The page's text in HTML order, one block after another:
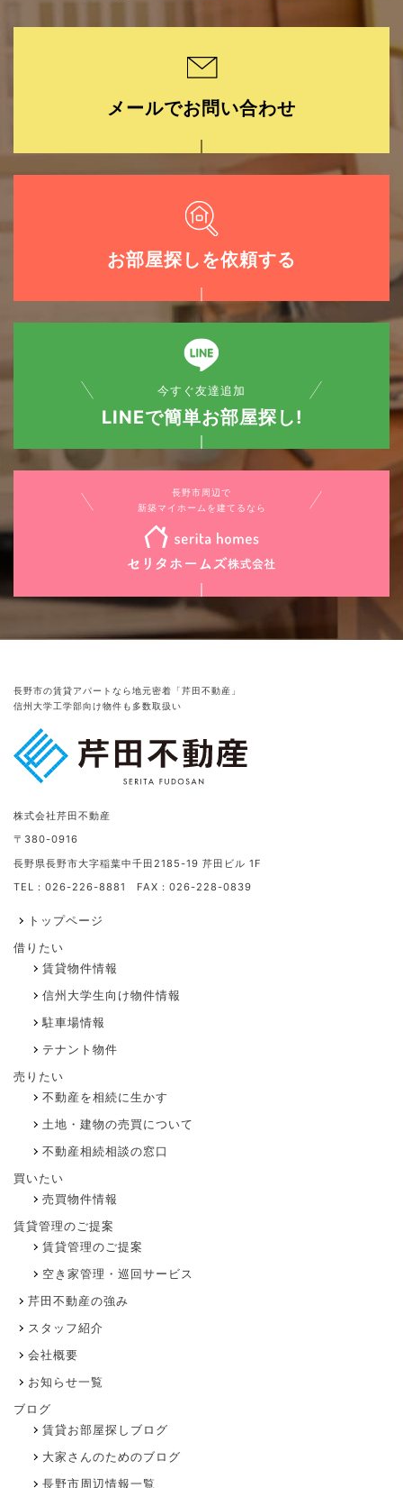
メールでお問い合わせ
お部屋探しを依頼する
今すぐ友達追加
LINEで簡単お部屋探し!
長野市周辺で
新築マイホームを建てるなら
長野市の賃貸アパートなら地元密着「芹田不動産」
信州大学工学部向け物件も多数取扱い
株式会社芹田不動産
〒380-0916
長野県長野市大字稲葉中千田2185-19 芹田ビル 1F
TEL：026-226-8881 FAX：026-228-0839
トップページ
借りたい
賃貸物件情報
信州大学生向け物件情報
駐車場情報
テナント物件
売りたい
不動産を相続に生かす
土地・建物の売買について
不動産相続相談の窓口
買いたい
売買物件情報
賃貸管理のご提案
賃貸管理のご提案
空き家管理・巡回サービス
芹田不動産の強み
スタッフ紹介
会社概要
お知らせ一覧
ブログ
賃貸お部屋探しブログ
大家さんのためのブログ
長野市周辺情報一覧